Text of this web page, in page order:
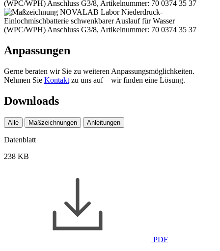
Anpassungen
Gerne beraten wir Sie zu weiteren Anpassungsmöglichkeiten.
Nehmen Sie Kontakt zu uns auf – wir finden eine Lösung.
Downloads
Alle Maßzeichnungen Anleitungen
Datenblatt
238 KB
PDF